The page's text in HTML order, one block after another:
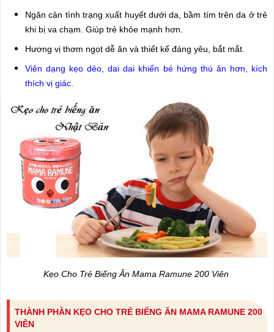
Ngăn cản tình trạng xuất huyết dưới da, bầm tím trên da ở trẻ
khi bị va chạm. Giúp trẻ khỏe mạnh hơn.
Hương vị thơm ngọt dễ ăn và thiết kế đáng yêu, bắt mắt.
Viên dạng kẹo dẻo, dai dai khiến bé hứng thú ăn hơn, kích
thích vị giác.
Kẹo Cho Trẻ Biếng Ăn Mama Ramune 200 Viên
THÀNH PHẦN KẸO CHO TRẺ BIẾNG ĂN MAMA RAMUNE 200
VIÊN